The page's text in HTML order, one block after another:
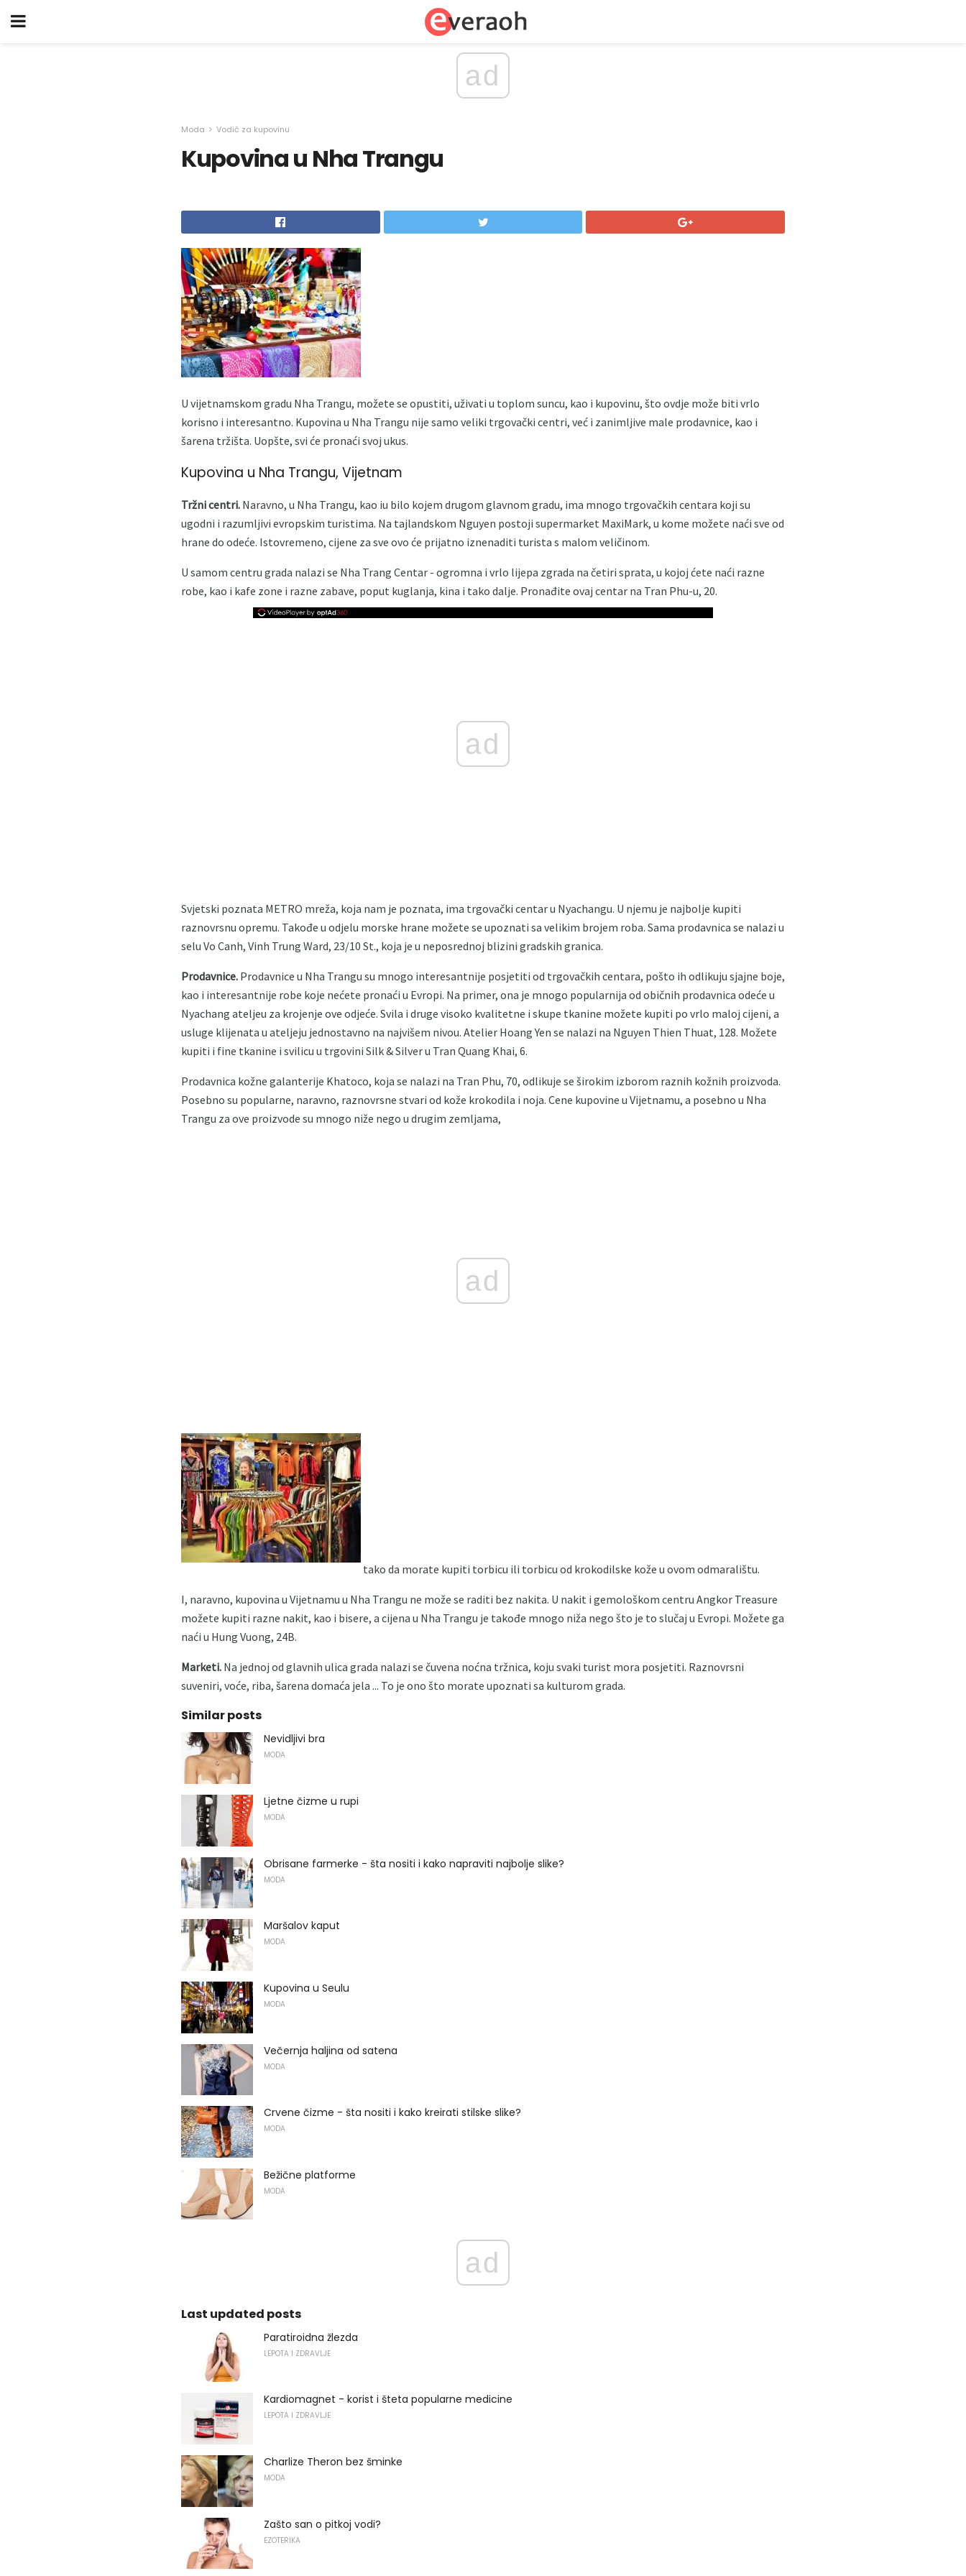
ad
Moda Vodič za kupovinu
Kupovina u Nha Trangu
U vijetnamskom gradu Nha Trangu, možete se opustiti, uživati ​​u toplom suncu, kao i kupovinu, što ovdje može biti vrlo
korisno i interesantno. Kupovina u Nha Trangu nije samo veliki trgovački centri, već i zanimljive male prodavnice, kao i
šarena tržišta. Uopšte, svi će pronaći svoj ukus.
Kupovina u Nha Trangu, Vijetnam
Tržni centri. Naravno, u Nha Trangu, kao iu bilo kojem drugom glavnom gradu, ima mnogo trgovačkih centara koji su
ugodni i razumljivi evropskim turistima. Na tajlandskom Nguyen postoji supermarket MaxiMark, u kome možete naći sve od
hrane do odeće. Istovremeno, cijene za sve ovo će prijatno iznenaditi turista s malom veličinom.
U samom centru grada nalazi se Nha Trang Centar - ogromna i vrlo lijepa zgrada na četiri sprata, u kojoj ćete naći razne
robe, kao i kafe zone i razne zabave, poput kuglanja, kina i tako dalje. Pronađite ovaj centar na Tran Phu-u, 20.
ad
Svjetski poznata METRO mreža, koja nam je poznata, ima trgovački centar u Nyachangu. U njemu je najbolje kupiti
raznovrsnu opremu. Takođe u odjelu morske hrane možete se upoznati sa velikim brojem roba. Sama prodavnica se nalazi u
selu Vo Canh, Vinh Trung Ward, 23/10 St., koja je u neposrednoj blizini gradskih granica.
Prodavnice. Prodavnice u Nha Trangu su mnogo interesantnije posjetiti od trgovačkih centara, pošto ih odlikuju sjajne boje,
kao i interesantnije robe koje nećete pronaći u Evropi. Na primer, ona je mnogo popularnija od običnih prodavnica odeće u
Nyachang ateljeu za krojenje ove odjeće. Svila i druge visoko kvalitetne i skupe tkanine možete kupiti po vrlo maloj cijeni, a
usluge klijenata u ateljeju jednostavno na najvišem nivou. Atelier Hoang Yen se nalazi na Nguyen Thien Thuat, 128. Možete
kupiti i fine tkanine i svilicu u trgovini Silk & Silver u Tran Quang Khai, 6.
Prodavnica kožne galanterije Khatoco, koja se nalazi na Tran Phu, 70, odlikuje se širokim izborom raznih kožnih proizvoda.
Posebno su popularne, naravno, raznovrsne stvari od kože krokodila i noja. Cene kupovine u Vijetnamu, a posebno u Nha
Trangu za ove proizvode su mnogo niže nego u drugim zemljama,
ad
tako da morate kupiti torbicu ili torbicu od krokodilske kože u ovom odmaralištu.
I, naravno, kupovina u Vijetnamu u Nha Trangu ne može se raditi bez nakita. U nakit i gemološkom centru Angkor Treasure
možete kupiti razne nakit, kao i bisere, a cijena u Nha Trangu je takođe mnogo niža nego što je to slučaj u Evropi. Možete ga
naći u Hung Vuong, 24B.
Marketi. Na jednoj od glavnih ulica grada nalazi se čuvena noćna tržnica, koju svaki turist mora posjetiti. Raznovrsni
suveniri, voće, riba, šarena domaća jela ... To je ono što morate upoznati sa kulturom grada.
Similar posts
Nevidljivi bra
MODA
Ljetne čizme u rupi
MODA
Obrisane farmerke - šta nositi i kako napraviti najbolje slike?
MODA
Maršalov kaput
MODA
Kupovina u Seulu
MODA
Večernja haljina od satena
MODA
Crvene čizme - šta nositi i kako kreirati stilske slike?
MODA
Bežične platforme
MODA
ad
Last updated posts
Paratiroidna žlezda
LEPOTA I ZDRAVLJE
Kardiomagnet - korist i šteta popularne medicine
LEPOTA I ZDRAVLJE
Charlize Theron bez šminke
MODA
Zašto san o pitkoj vodi?
EZOTERIKA